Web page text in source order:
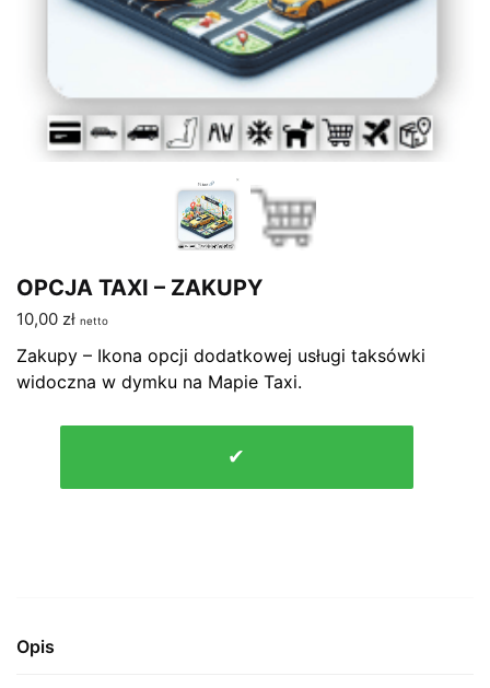
OPCJA TAXI – ZAKUPY
10,00 zł netto
Zakupy – Ikona opcji dodatkowej usługi taksówki
widoczna w dymku na Mapie Taxi.
✔
Opis